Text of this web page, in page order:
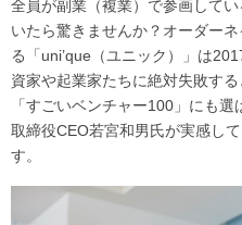
全員が副業（複業）で参画して
いたら驚きませんか？オーダー
る「uni’que（ユニック）」は
資家や起業家たちに絶対失敗す
「すごいベンチャー100」にも
取締役CEO若宮和男氏が実感し
す。